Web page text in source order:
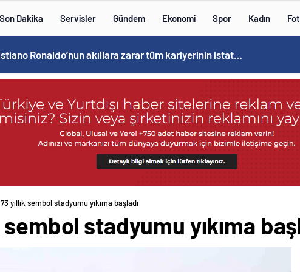
Son Dakika Servisler Gündem Ekonomi Spor Kadın
Cristiano Ronaldo’nun akıllara zarar tüm kariyerinin istatistiğini çıkardık !
73 yıllık sembol stadyumu yıkıma başladı
sembol stadyumu yıkıma